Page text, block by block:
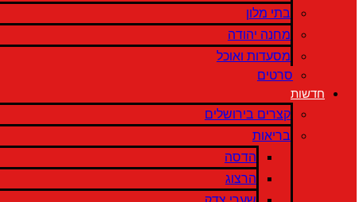
בתי מלון
מחנה יהודה
מסעדות ואוכל
סרטים
חדשות
קצרים בירושלים
בריאות
הדסה
הרצוג